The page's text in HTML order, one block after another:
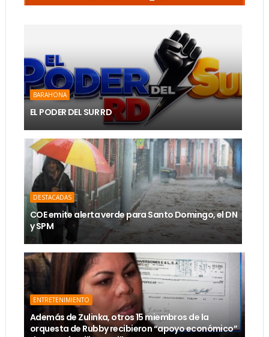
BARAHONA
EL PODER DEL SUR RD
DESTACADAS
COE emite alerta verde para Santo Domingo, el DN
y SPM
ENTRETENIMIENTO
Además de Zulinka, otros 15 miembros de la
orquesta de Rubby recibieron “apoyo económico”